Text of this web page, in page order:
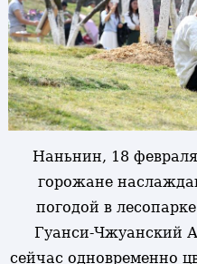
Наньнин, 18
горожане
погодой в
Гуанси-Чжуанский
сейчас одновременно